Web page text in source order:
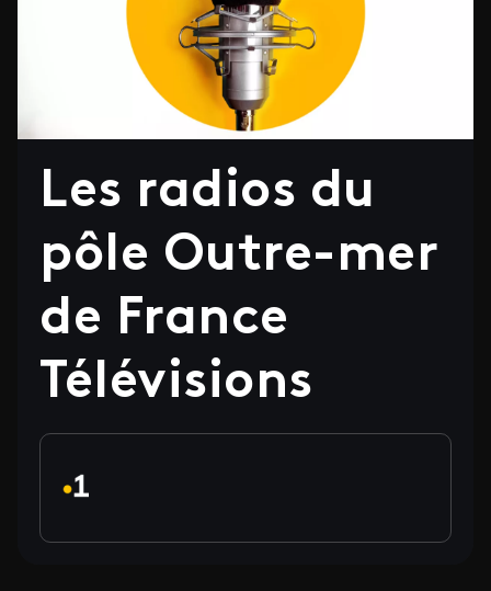
Les radios du
pôle Outre-mer
de France
Télévisions